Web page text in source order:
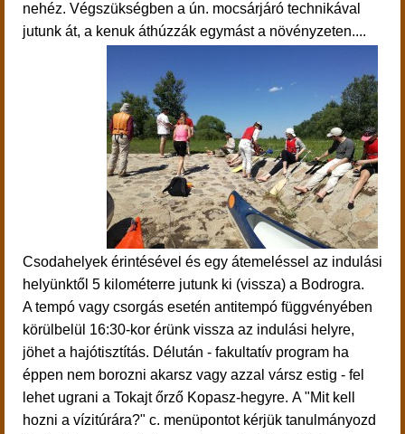
nehéz. Végszükségben a ún. mocsárjáró technikával
jutunk át, a kenuk áthúzzák egymást a növényzeten....
Csodahelyek érintésével és egy átemeléssel az indulási
helyünktől 5 kilométerre jutunk ki (vissza) a Bodrogra.
A tempó vagy csorgás esetén antitempó függvényében
körülbelül 16:30-kor érünk vissza az indulási helyre,
jöhet a hajótisztítás. Délután - fakultatív program ha
éppen nem borozni akarsz vagy azzal vársz estig - fel
lehet ugrani a Tokajt őrző Kopasz-hegyre. A "Mit kell
hozni a vízitúrára?" c. menüpontot kérjük tanulmányozd